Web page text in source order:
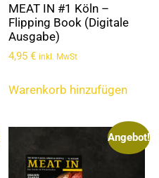
MEAT IN #1 Köln –
Flipping Book (Digitale
Ausgabe)
4,95 € inkl. MwSt
Warenkorb hinzufügen
Angebot!